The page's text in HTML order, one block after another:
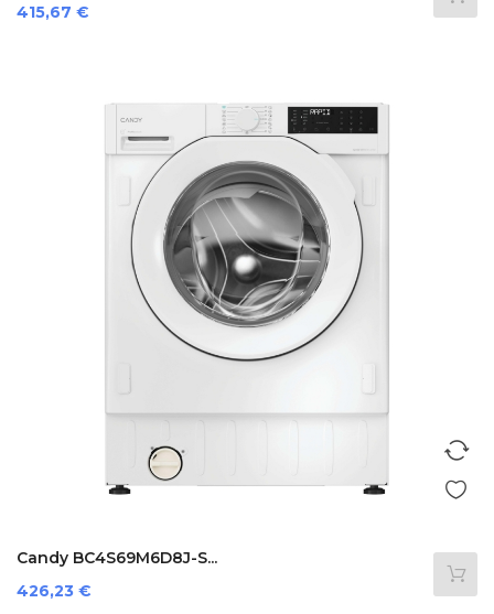
Precio
415,67 €
Candy BC4S69M6D8J-S...
Precio
426,23 €